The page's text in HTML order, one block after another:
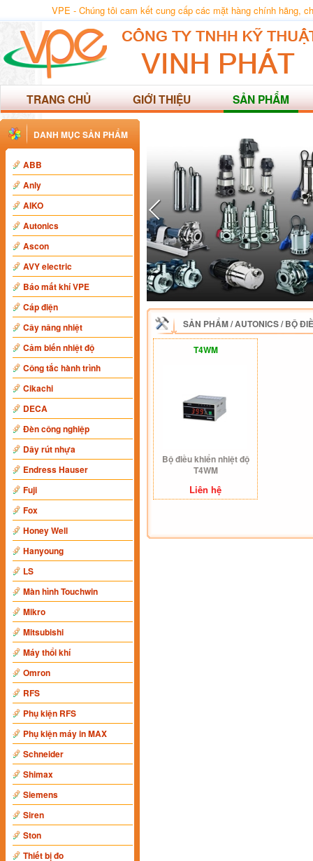
VPE - Chúng tôi cam kết cung cấp các mặt hàng chính hãng,
TRANG CHỦ GIỚI THIỆU SẢN PHẨM
DANH MỤC SẢN PHẨM
ABB
Anly
AIKO
Autonics
Ascon
AVY electric
Báo mất khí VPE
Cáp điện
Cây nâng nhiệt
Cảm biến nhiệt độ
Công tắc hành trình
Cikachi
DECA
Đèn công nghiệp
Dây rút nhựa
Endress Hauser
Fuji
Fox
Honey Well
Hanyoung
LS
Màn hình Touchwin
Mikro
Mitsubishi
Máy thổi khí
Omron
RFS
Phụ kiện RFS
Phụ kiện máy in MAX
Schneider
Shimax
Siemens
Siren
Ston
Thiết bị đo
SẢN PHẨM/AUTONICS/BỘ
T4WM
Bộ điều khiển nhiệt độ
T4WM
Liên hệ